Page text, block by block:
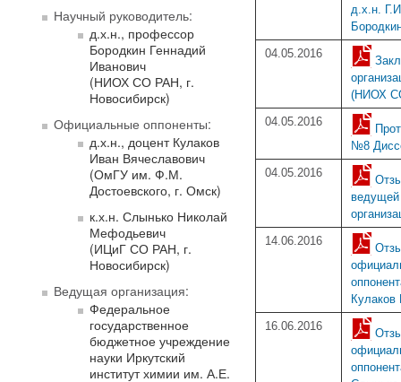
Научный руководитель:
д.х.н., профессор
Бородкин Геннадий
Иванович
(НИОХ СО РАН, г.
Новосибирск)
Официальные оппоненты:
д.х.н., доцент Кулаков
Иван Вячеславович
(ОмГУ им. Ф.М.
Достоевского, г. Омск)
к.х.н. Слынько Николай
Мефодьевич
(ИЦиГ СО РАН, г.
Новосибирск)
Ведущая организация:
Федеральное
государственное
бюджетное учреждение
науки Иркутский
институт химии им. А.Е.
д.х.н.
04.05.2016
(НИОХ
04.05.2016
№8
04.05.2016
ведущей
14.06.2016
16.06.2016